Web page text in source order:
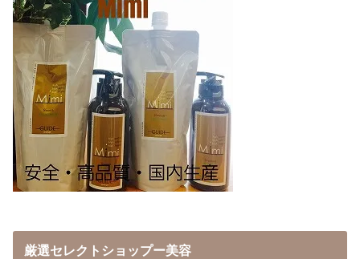
厳選セレクトショップー美容